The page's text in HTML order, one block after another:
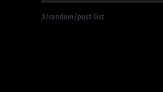
3/random/post-list